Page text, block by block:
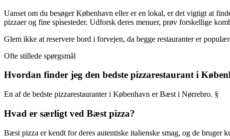
Uanset om du besøger København eller er en lokal, er det vigtigt at
pizzaer og fine spisesteder. Udforsk deres menuer, prøv forskellige
Glem ikke at reservere bord i forvejen, da begge restauranter er
Ofte stillede spørgsmål
Hvordan finder jeg den bedste pizzarestaurant i
En af de bedste pizzarestauranter i København er Bæst i Nørrebro. §
Hvad er særligt ved Bæst pizza?
Bæst pizza er kendt for deres autentiske italienske smag, og de bruger